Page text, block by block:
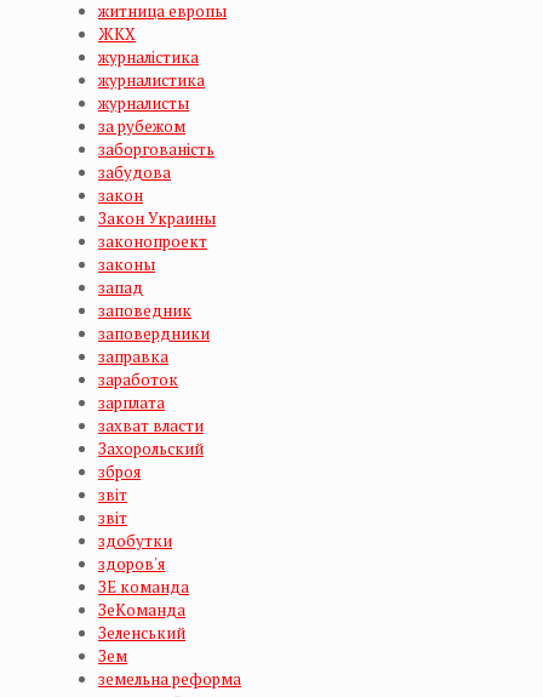
житница европы
ЖКХ
журналістика
журналистика
журналисты
за рубежом
заборгованість
забудова
закон
Закон Украины
законопроект
законы
запад
заповедник
заповердники
заправка
заработок
зарплата
захват власти
Захорольский
зброя
звiт
звіт
здобутки
здоров'я
ЗЕ команда
ЗеКоманда
Зеленський
Зем
земельна реформа